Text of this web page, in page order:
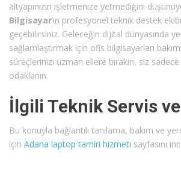
altyapınızın işletmenize yetmediğini
Bilgisayar’ın profesyonel teknik destek
geçebilirsiniz. Geleceğin dijital dünyasında
sağlamlaştırmak için ofis bilgisayarları
süreçlerinizi uzman ellere bırakın, siz
odaklanın.
İlgili Teknik Servis
Bu konuyla bağlantılı tanılama, bakım ve
için Adana laptop tamiri hizmeti sayfasını